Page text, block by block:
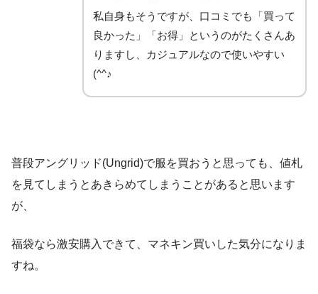
私自身もそうですが、口コミでも「買って
良かった」「お得」というのがたくさんあ
りますし、カジュアルなので使いやすい
(^^♪
普段アングリッド(Ungrid)で服を買おうと思っても、値札
を見てしまうとあきらめてしまうことがあると思います
が、
福袋なら激安購入できて、マネキン買いした気分になりま
すね。